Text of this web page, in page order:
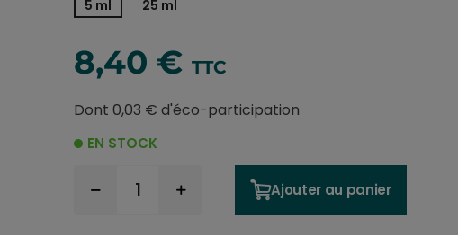
5 ml 25 ml
8,40 € TTC
Dont 0,03 € d'éco-participation
EN STOCK
Ajouter au panier